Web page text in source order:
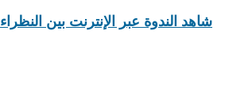
شاهد الندوة عبر الإنترنت بين النظراء